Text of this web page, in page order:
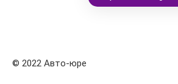
© 2022 Авто-юре